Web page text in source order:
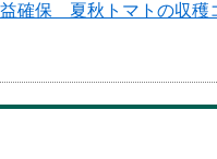
確保 夏秋トマトの収穫